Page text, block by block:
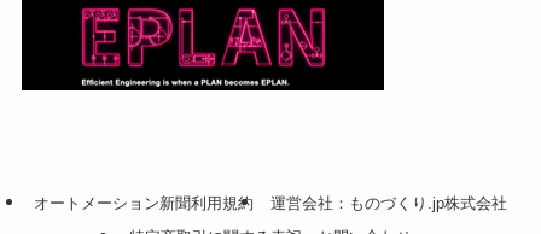
オートメーション新聞利用規約
運営会社：ものづくり.jp株式会社